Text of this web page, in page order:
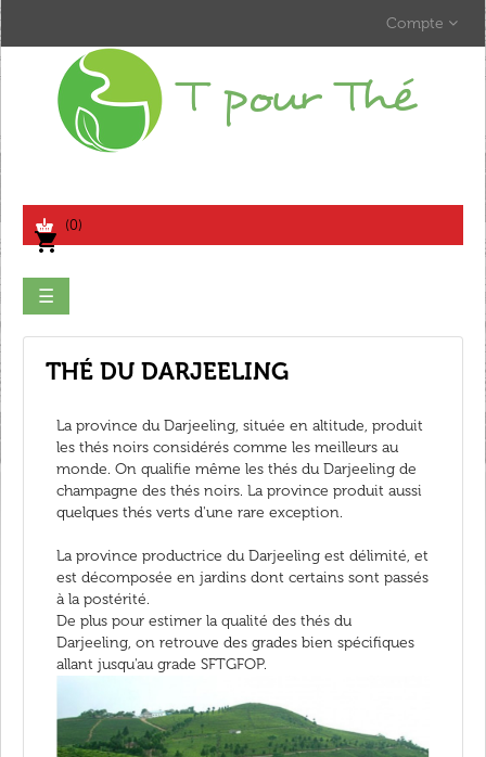
Compte
shopping_cart
(0)
search
Basculer
la
navigation
☰
THÉ DU DARJEELING
La province du Darjeeling, située en altitude, produit
les thés noirs considérés comme les meilleurs au
monde. On qualifie même les thés du Darjeeling de
champagne des thés noirs. La province produit aussi
quelques thés verts d'une rare exception.
La province productrice du Darjeeling est délimité, et
est décomposée en jardins dont certains sont passés
à la postérité.
De plus pour estimer la qualité des thés du
Darjeeling, on retrouve des grades bien spécifiques
allant jusqu'au grade SFTGFOP.